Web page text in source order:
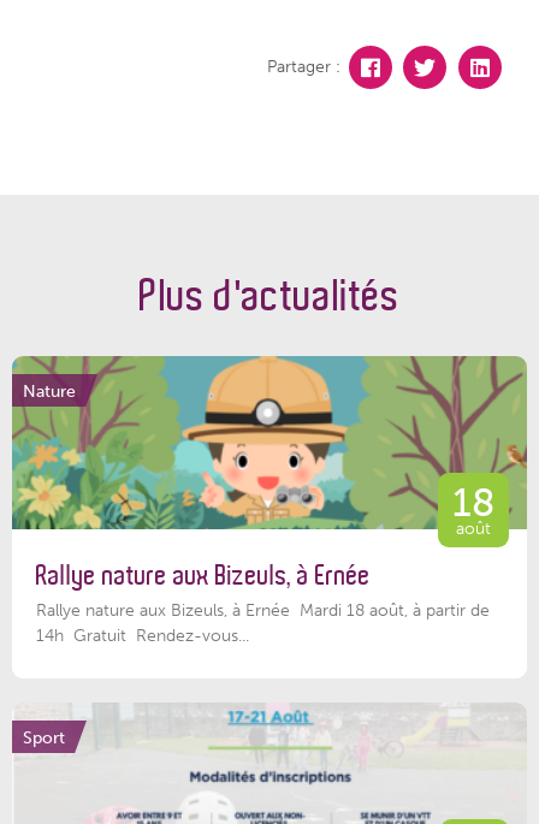
Partager :
Plus d'actualités
Nature
18
août
Rallye nature aux Bizeuls, à Ernée
Rallye nature aux Bizeuls, à Ernée Mardi 18 août, à partir de
14h Gratuit Rendez-vous...
Sport